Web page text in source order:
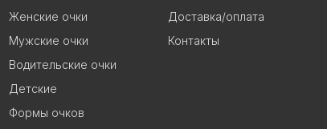
Женские очки
Мужские очки
Водительские очки
Детские
Формы очков
Доставка/оплата
Контакты